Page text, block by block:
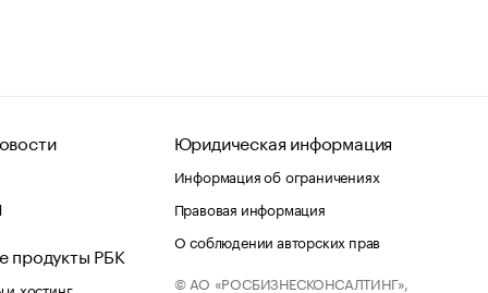
продукты РБК
хостинг
Юридическая информация
Информация об ограничениях
Правовая информация
О соблюдении авторских прав
© АО «РОСБИЗНЕСКОНСАЛТИНГ»,